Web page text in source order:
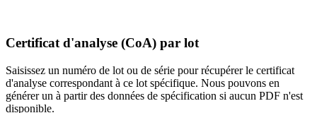
Certificat d'analyse (CoA) par lot
Saisissez un numéro de lot ou de série pour récupérer le certificat
d'analyse correspondant à ce lot spécifique. Nous pouvons en
générer un à partir des données de spécification si aucun PDF n'est
disponible.